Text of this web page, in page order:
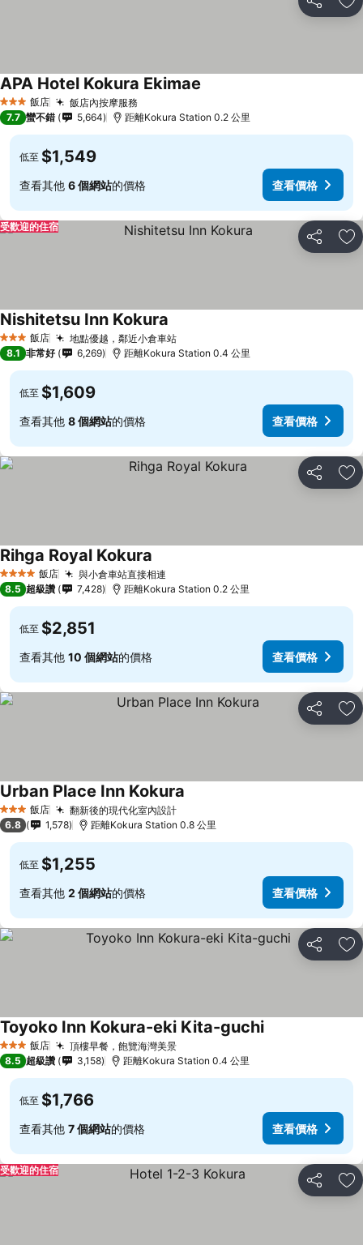
分享 加
3 星級 飯店 飯店內按摩服務
APA Hotel Kokura Ekimae
7.7 蠻不錯 5,664 距離Kokura Station 0.2 公里
低至 $1,549
查看其他 6 個網站的價格 查看價格
分享 加
受歡迎的住宿
3 星級 飯店 地點優越，鄰近小倉車站
Nishitetsu Inn Kokura
8.1 非常好 6,269 距離Kokura Station 0.4 公里
低至 $1,609
查看其他 8 個網站的價格 查看價格
分享 加
4 星級 飯店 與小倉車站直接相連
Rihga Royal Kokura
8.5 超級讚 7,428 距離Kokura Station 0.2 公里
低至 $2,851
查看其他 10 個網站的價格 查看價格
分享 加
3 星級 飯店 翻新後的現代化室內設計
Urban Place Inn Kokura
6.8 1,578 距離Kokura Station 0.8 公里
低至 $1,255
查看其他 2 個網站的價格 查看價格
分享 加
3 星級 飯店 頂樓早餐，飽覽海灣美景
Toyoko Inn Kokura-eki Kita-guchi
8.5 超級讚 3,158 距離Kokura Station 0.4 公里
低至 $1,766
查看其他 7 個網站的價格 查看價格
分享 加
受歡迎的住宿